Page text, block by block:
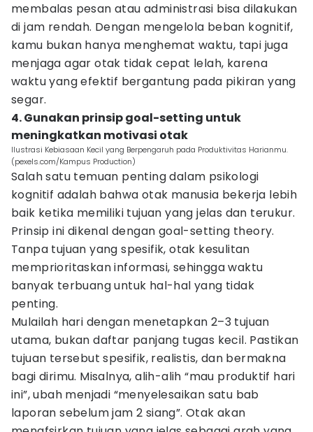
membalas pesan atau administrasi bisa dilakukan
di jam rendah. Dengan mengelola beban kognitif,
kamu bukan hanya menghemat waktu, tapi juga
menjaga agar otak tidak cepat lelah, karena
waktu yang efektif bergantung pada pikiran yang
segar.
4. Gunakan prinsip goal-setting untuk
meningkatkan motivasi otak
Ilustrasi Kebiasaan Kecil yang Berpengaruh pada Produktivitas Harianmu.
(pexels.com/Kampus Production)
Salah satu temuan penting dalam psikologi
kognitif adalah bahwa otak manusia bekerja lebih
baik ketika memiliki tujuan yang jelas dan terukur.
Prinsip ini dikenal dengan goal-setting theory.
Tanpa tujuan yang spesifik, otak kesulitan
memprioritaskan informasi, sehingga waktu
banyak terbuang untuk hal-hal yang tidak
penting.
Mulailah hari dengan menetapkan 2–3 tujuan
utama, bukan daftar panjang tugas kecil. Pastikan
tujuan tersebut spesifik, realistis, dan bermakna
bagi dirimu. Misalnya, alih-alih “mau produktif hari
ini”, ubah menjadi “menyelesaikan satu bab
laporan sebelum jam 2 siang”. Otak akan